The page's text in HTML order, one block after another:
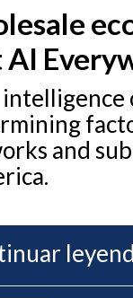
and